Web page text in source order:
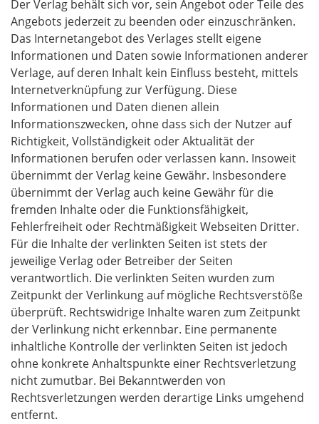
Der Verlag behält sich vor, sein Angebot oder Teile des
Angebots jederzeit zu beenden oder einzuschränken.
Das Internetangebot des Verlages stellt eigene
Informationen und Daten sowie Informationen anderer
Verlage, auf deren Inhalt kein Einfluss besteht, mittels
Internetverknüpfung zur Verfügung. Diese
Informationen und Daten dienen allein
Informationszwecken, ohne dass sich der Nutzer auf
Richtigkeit, Vollständigkeit oder Aktualität der
Informationen berufen oder verlassen kann. Insoweit
übernimmt der Verlag keine Gewähr. Insbesondere
übernimmt der Verlag auch keine Gewähr für die
fremden Inhalte oder die Funktionsfähigkeit,
Fehlerfreiheit oder Rechtmäßigkeit Webseiten Dritter.
Für die Inhalte der verlinkten Seiten ist stets der
jeweilige Verlag oder Betreiber der Seiten
verantwortlich. Die verlinkten Seiten wurden zum
Zeitpunkt der Verlinkung auf mögliche Rechtsverstöße
überprüft. Rechtswidrige Inhalte waren zum Zeitpunkt
der Verlinkung nicht erkennbar. Eine permanente
inhaltliche Kontrolle der verlinkten Seiten ist jedoch
ohne konkrete Anhaltspunkte einer Rechtsverletzung
nicht zumutbar. Bei Bekanntwerden von
Rechtsverletzungen werden derartige Links umgehend
entfernt.